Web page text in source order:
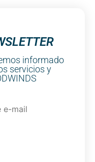
informado
servicios y